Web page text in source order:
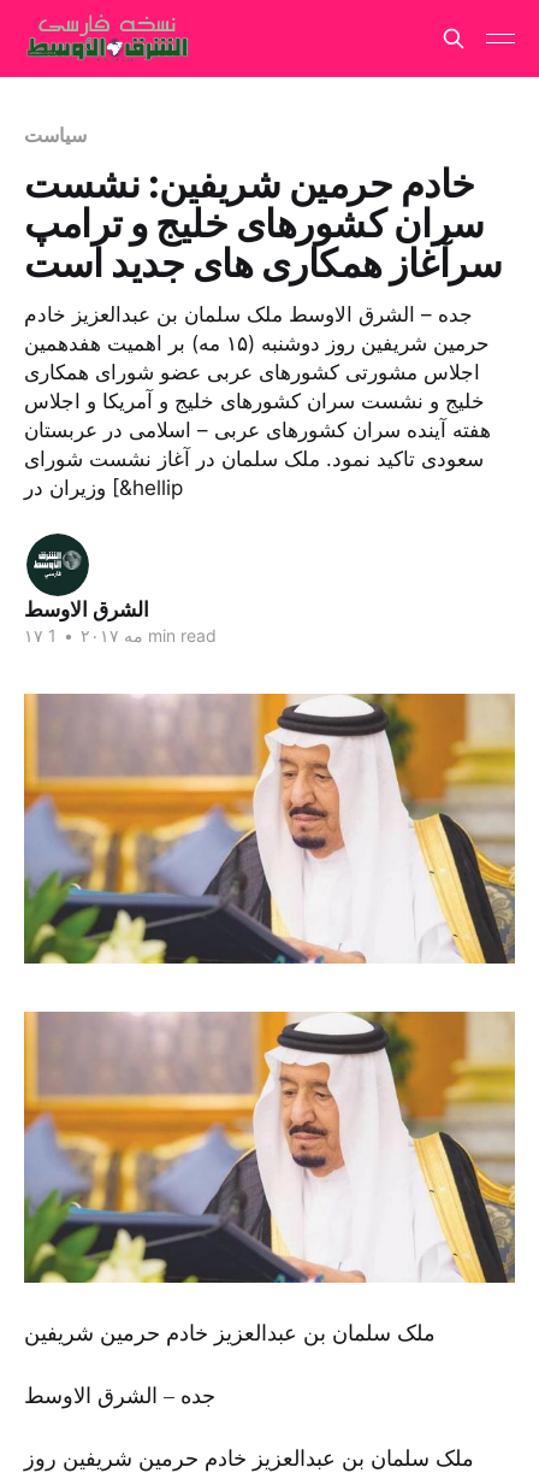
سیاست
خادم حرمین شریفین: نشست
سران کشورهای خلیج و ترامپ
سرآغاز همکاری های جدید است
جده – الشرق الاوسط ملک سلمان بن عبدالعزیز خادم
حرمین شریفین روز دوشنبه (۱۵ مه) بر اهمیت هفدهمین
اجلاس مشورتی کشورهای عربی عضو شورای همکاری
خلیج و نشست سران کشورهای خلیج و آمریکا و اجلاس
هفته آینده سران کشورهای عربی – اسلامی در عربستان
سعودی تاکید نمود. ملک سلمان در آغاز نشست شورای
وزیران در [&hellip
الشرق الاوسط
۱۷ مه ۲۰۱۷ • 1 min read
ملک سلمان بن عبدالعزیز خادم حرمین شریفین
جده – الشرق الاوسط
ملک سلمان بن عبدالعزیز خادم حرمین شریفین روز